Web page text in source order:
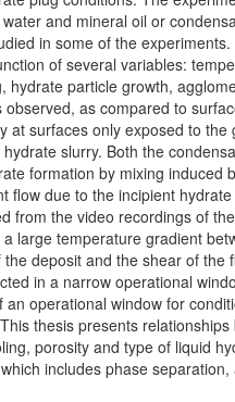
and mineral oil or
in some of the
of several variables:
hydrate particle growth,
as compared to
at surfaces only exposed to
slurry. Both the
formation by mixing
flow due to the incipient
from the video recordings of
large temperature gradient
deposit and the shear of
in a narrow operational
operational window for
thesis presents
porosity and type of liquid
includes phase